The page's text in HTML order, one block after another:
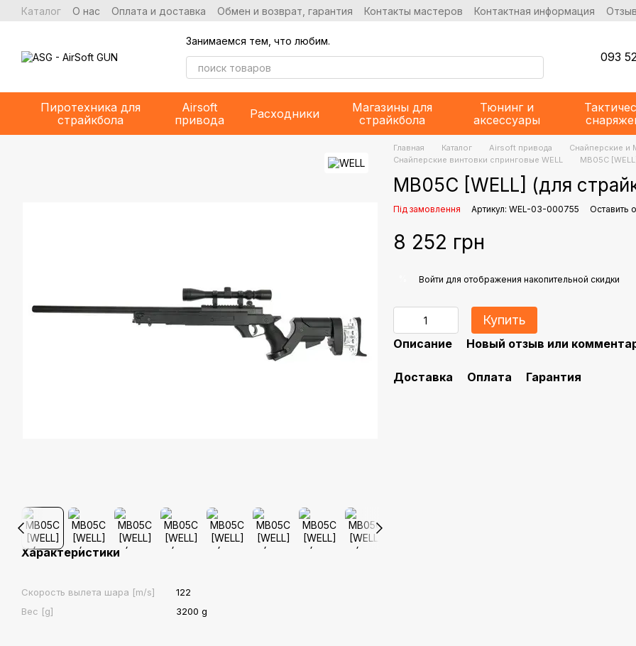
Перейти к основному контенту
Каталог О нас Оплата и доставка Обмен и возврат, гарантия Контакты мастеров Контактная информация
Занимаемся тем, что любим.
093
Пиротехника для
страйкбола
Airsoft
привода
Расходники
Магазины для
страйкбола
Тюнинг и
аксессуары
Характеристики
Скорость вылета шара [m/s]
122
Вес [g]
3200 g
Главная Каталог Airsoft привода
Снайперские и
Снайперские винтовки спринговые WELL
MB05C
MB05C [WELL] (для
Під замовлення Артикул: WEL-03-000755 Оставить
8 252 грн
Войти для отображения накопительной скидки
Купить
Описание Новый отзыв или
Доставка Оплата Гарантия